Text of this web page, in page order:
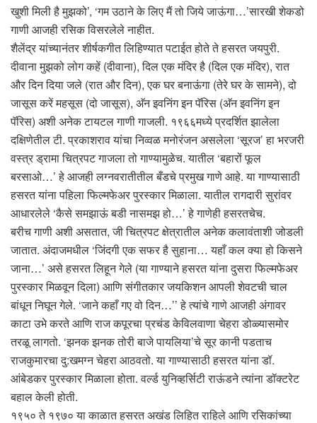
खुशी मिली है मुझको’, ‘गम उठाने के लिए मैं तो जिये जाऊंगा…’सारखी शेकडो
गाणी आजही रसिक विसरलेले नाहीत.
शैलेंद्र यांच्यानंतर शीर्षकगीत लिहिण्यात पटाईत होते ते हसरत जयपुरी.
दीवाना मुझको लोग कहें (दीवाना), दिल एक मंदिर है (दिल एक मंदिर), रात
और दिन दिया जले (रात और दिन), एक घर बनाऊंगा (तेरे घर के सामने), दो
जासूस करें महसूस (दो जासूस), अ‍ॅन इवनिंग इन पॅरिस (अ‍ॅन इवनिंग इन
पॅरिस) अशी अनेक टायटल गाणी गाजली. १९६६मध्ये प्रदर्शित झालेला
दक्षिणेतील टी. प्रकाशराव यांचा निव्वळ मनोरंजन असलेला ‘सूरज’ हा भरजरी
वस्त्र ड्रामा चित्रपट गाजला तो गाण्यामुळेच. यातील ‘बहारों फूल
बरसाओ…’ हे आजही लग्नवरातीतील बँडचे प्रमुख गाणे आहे. या गाण्यासाठी
हसरत यांना पहिला फिल्मफेअर पुरस्कार मिळाला. यातील रागदारी सुरांवर
आधारलेले ‘कैसे समझाऊं बडी नासमझ हो…’ हे गाणेही हसरतचेच.
बरीच गाणी अशी असतात, जी चित्रपट क्षेत्रातील अनेक कलावंताशी जोडली
जातात. अंदाजमधील ‘जिंदगी एक सफर है सुहाना… यहाँ कल क्या हो किसने
जाना…’ असे हसरत लिहून गेले (या गाण्याने हसरत यांना दुसरा फिल्मफेअर
पुरस्कार मिळवून दिला) आणि संगीतकार जयकिशन आपली शेवटची चाल
बांधून निघून गेले. ‘जाने कहाँ गए वो दिन…’’ हे त्यांचे गाणे आजही अंगावर
काटा उभे करते आणि राज कपूरचा प्रचंड केविलवाणा चेहरा डोळ्यासमोर
तरळू लागतो. ‘झनक झनक तोरी बाजे पायलिया’चे सूर कानी पडताच
राजकुमारचा दु:खमग्न चेहरा आठवतो. या गाण्यासाठी हसरत यांना डॉ.
आंबेडकर पुरस्कार मिळाला होता. वर्ल्ड युनिव्हर्सिटी राऊंडने त्यांना डॉक्टरेट
बहाल केली होती.
१९५० ते १९७० या काळात हसरत अखंड लिहित राहिले आणि रसिकांच्या